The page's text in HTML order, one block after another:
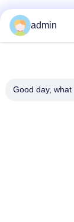
admin
Good day,